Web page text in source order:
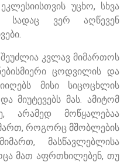
უცხო, სხვა
სადაც ვერ აღწევენ
შეუძლია კვლავ მიმართოს
ცოდვილის და
მისი სიცოცხლის
მიუტევებს მას. ამიტომ
არამედ მოწყალებაა
როგორც მშობლების
მასწავლებლისა
მათ აფრთხილებენ, თუ